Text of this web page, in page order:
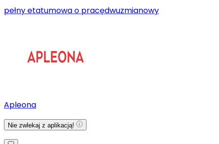
pełny etatumowa o pracędwuzmianowy
Apleona
Nie zwlekaj z aplikacją!